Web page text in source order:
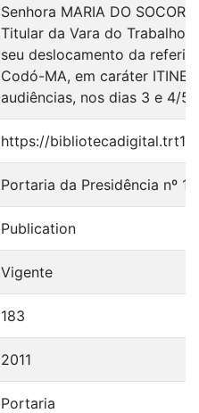
Senhora MARIA DO
Titular da Vara do Trabalho
seu deslocamento da
Codó-MA, em caráter
audiências, nos dias 3 e 4/5/
https://
Portaria da Presidência nº
Publication
Vigente
183
2011
Portaria